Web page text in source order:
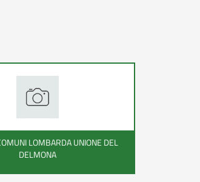
LOMBARDA UNIONE DEL
DELMONA